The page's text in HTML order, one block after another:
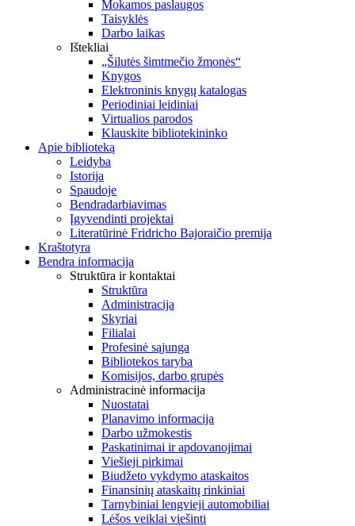
Mokamos paslaugos
Taisyklės
Darbo laikas
Ištekliai
„Šilutės šimtmečio žmonės“
Knygos
Elektroninis knygų katalogas
Periodiniai leidiniai
Virtualios parodos
Klauskite bibliotekininko
Apie biblioteką
Leidyba
Istorija
Spaudoje
Bendradarbiavimas
Įgyvendinti projektai
Literatūrinė Fridricho Bajoraičio premija
Kraštotyra
Bendra informacija
Struktūra ir kontaktai
Struktūra
Administracija
Skyriai
Filialai
Profesinė sąjunga
Bibliotekos taryba
Komisijos, darbo grupės
Administracinė informacija
Nuostatai
Planavimo informacija
Darbo užmokestis
Paskatinimai ir apdovanojimai
Viešieji pirkimai
Biudžeto vykdymo ataskaitos
Finansinių ataskaitų rinkiniai
Tarnybiniai lengvieji automobiliai
Lėšos veiklai viešinti